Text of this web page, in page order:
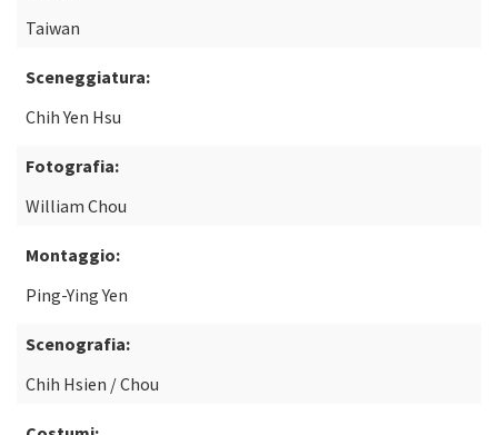
Taiwan
Sceneggiatura:
Chih Yen Hsu
Fotografia:
William Chou
Montaggio:
Ping-Ying Yen
Scenografia:
Chih Hsien / Chou